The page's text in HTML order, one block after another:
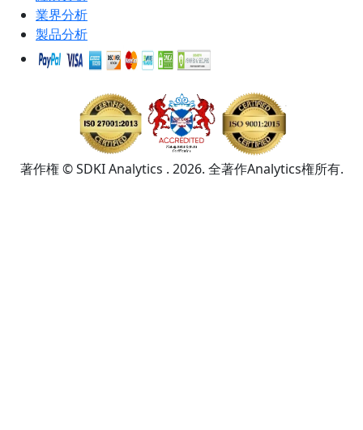
業界分析
製品分析
著作権 © SDKI Analytics . 2026. 全著作Analytics権所有.